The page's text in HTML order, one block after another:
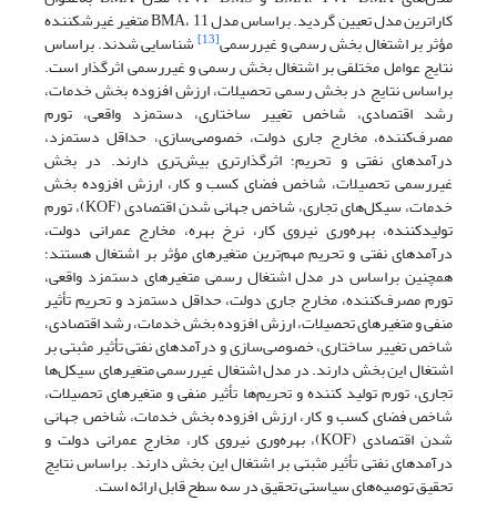
کاراترین مدل تعیین گردید. براساس مدل BMA، 11 متغیر غیرشکننده
مؤثر بر اشتغال بخش رسمی و غیررسمی[13] شناسایی شدند. براساس
نتایج عوامل مختلفی بر اشتغال بخش رسمی و غیررسمی اثرگذار است.
براساس نتایج در بخش رسمی تحصیلات، ارزش افزوده بخش خدمات،
رشد اقتصادی، شاخص تغییر ساختاری، دستمزد واقعی، تورم
مصرف‌کننده، مخارج جاری دولت، خصوصی‌سازی، حداقل دستمزد،
درآمدهای نفتی و تحریم؛ اثرگذارتری بیش‌تری دارند. در بخش
غیررسمی تحصیلات، شاخص فضای کسب و کار، ارزش افزوده بخش
خدمات، سیکل‌های تجاری، شاخص جهانی شدن اقتصادی (KOF)، تورم
تولیدکننده، بهره‌وری نیروی کار، نرخ بهره، مخارج عمرانی دولت،
درآمدهای نفتی و تحریم مهم‌ترین متغیرهای مؤثر بر اشتغال هستند؛
همچنین براساس در مدل اشتغال رسمی متغیرهای دستمزد واقعی،
تورم مصرف‌کننده، مخارج جاری دولت، حداقل دستمزد و تحریم تأثیر
منفی و متغیرهای تحصیلات، ارزش افزوده بخش خدمات، رشد اقتصادی،
شاخص تغییر ساختاری، خصوصی‌سازی و درآمدهای نفتی تأثیر مثبتی بر
اشتغال این بخش دارند. در مدل اشتغال غیررسمی متغیرهای سیکل‌ها
تجاری، تورم تولید کننده و تحریم‌ها تأثیر منفی و متغیرهای تحصیلات،
شاخص فضای کسب و کار، ارزش افزوده بخش خدمات، شاخص جهانی
شدن اقتصادی (KOF)، بهره‌وری نیروی کار، مخارج عمرانی دولت و
درآمدهای نفتی تأثیر مثبتی بر اشتغال این بخش دارند. براساس نتایج
تحقیق توصیه‌های سیاستی تحقیق در سه سطح قابل ارائه است.